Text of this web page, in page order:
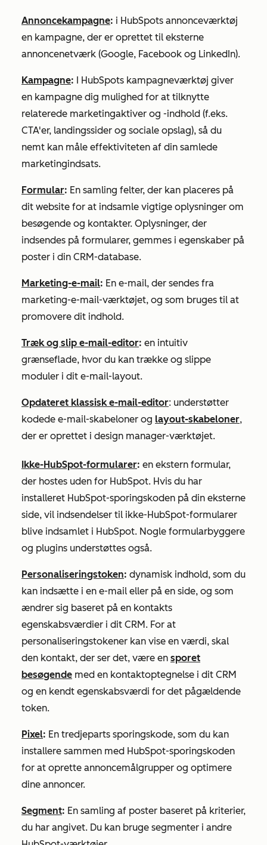
Annoncekampagne: i HubSpots annonceværktøj
en kampagne, der er oprettet til eksterne
annoncenetværk (Google, Facebook og LinkedIn).
Kampagne: I HubSpots kampagneværktøj giver
en kampagne dig mulighed for at tilknytte
relaterede marketingaktiver og -indhold (f.eks.
CTA'er, landingssider og sociale opslag), så du
nemt kan måle effektiviteten af din samlede
marketingindsats.
Formular: En samling felter, der kan placeres på
dit website for at indsamle vigtige oplysninger om
besøgende og kontakter. Oplysninger, der
indsendes på formularer, gemmes i egenskaber på
poster i din CRM-database.
Marketing-e-mail: En e-mail, der sendes fra
marketing-e-mail-værktøjet, og som bruges til at
promovere dit indhold.
Træk og slip e-mail-editor: en intuitiv
grænseflade, hvor du kan trække og slippe
moduler i dit e-mail-layout.
Opdateret klassisk e-mail-editor: understøtter
kodede e-mail-skabeloner og layout-skabeloner,
der er oprettet i design manager-værktøjet.
Ikke-HubSpot-formularer: en ekstern formular,
der hostes uden for HubSpot. Hvis du har
installeret HubSpot-sporingskoden på din eksterne
side, vil indsendelser til ikke-HubSpot-formularer
blive indsamlet i HubSpot. Nogle formularbyggere
og plugins understøttes også.
Personaliseringstoken: dynamisk indhold, som du
kan indsætte i en e-mail eller på en side, og som
ændrer sig baseret på en kontakts
egenskabsværdier i dit CRM. For at
personaliseringstokener kan vise en værdi, skal
den kontakt, der ser det, være en sporet
besøgende med en kontaktoptegnelse i dit CRM
og en kendt egenskabsværdi for det pågældende
token.
Pixel: En tredjeparts sporingskode, som du kan
installere sammen med HubSpot-sporingskoden
for at oprette annoncemålgrupper og optimere
dine annoncer.
Segment: En samling af poster baseret på kriterier,
du har angivet. Du kan bruge segmenter i andre